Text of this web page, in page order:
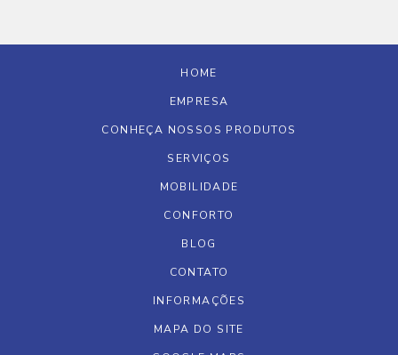
HOME
EMPRESA
CONHEÇA NOSSOS PRODUTOS
SERVIÇOS
MOBILIDADE
CONFORTO
BLOG
CONTATO
INFORMAÇÕES
MAPA DO SITE